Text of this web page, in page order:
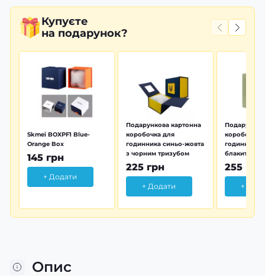
Купуєте
на подарунок?
Skmei BOXPF1 Blue-
Orange Box
145 грн
+ Додати
Подарункова картонна
коробочка для
годинника синьо-жовта
з чорним тризубом
225 грн
+ Додати
коробочка
годинника
блакитна
255 грн
+
Опис